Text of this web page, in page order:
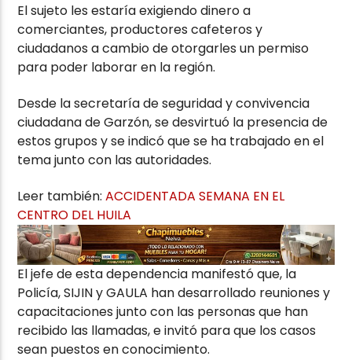
El sujeto les estaría exigiendo dinero a
comerciantes, productores cafeteros y
ciudadanos a cambio de otorgarles un permiso
para poder laborar en la región.
Desde la secretaría de seguridad y convivencia
ciudadana de Garzón, se desvirtuó la presencia de
estos grupos y se indicó que se ha trabajado en el
tema junto con las autoridades.
Leer también:ACCIDENTADA SEMANA EN EL
CENTRO DEL HUILA
El jefe de esta dependencia manifestó que, la
Policía, SIJIN y GAULA han desarrollado reuniones y
capacitaciones junto con las personas que han
recibido las llamadas, e invitó para que los casos
sean puestos en conocimiento.